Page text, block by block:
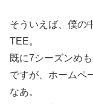
そういえば、僕の
TEE。
既に7シーズンめ
ですが、ホームペ
なあ。